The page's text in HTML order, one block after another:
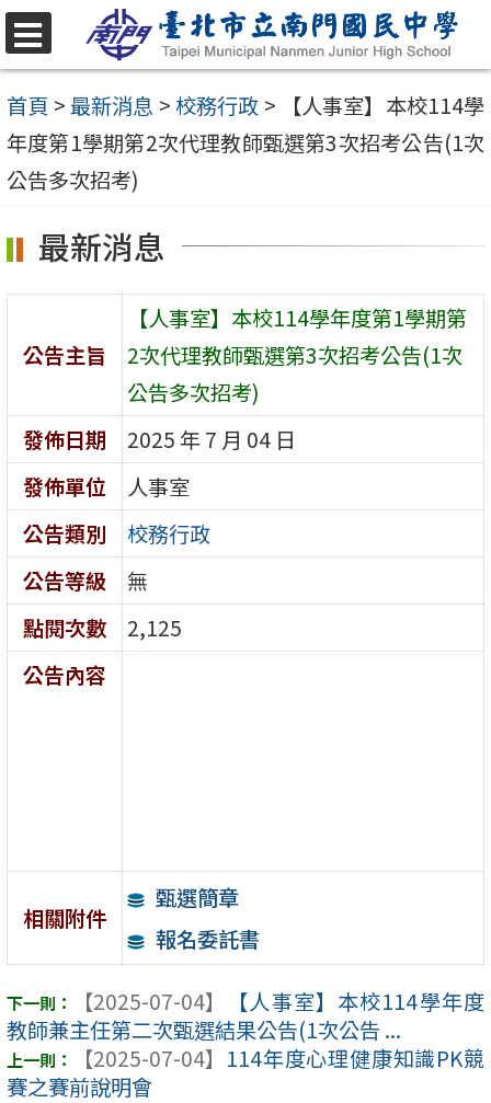
跳
至
主
要
內
區
選
單
首頁 >最新消息 >校務行政 >
【人事室】本校114學
年度第1學期第2次代理教師甄選第3次招考公告(1次
公告多次招考)
最新消息
公告主旨
【人事室】本校114學年度第1學期第
2次代理教師甄選第3次招考公告(1次
公告多次招考)
發佈日期
2025 年 7 月 04 日
發佈單位
人事室
公告類別
校務行政
公告等級
無
點閱次數
2,125
公告內容
相關附件
甄選簡章
報名委託書
【2025-07-04】
【人事室】本校114學年度
教師兼主任第二次甄選結果公告(1次公告 ...
【2025-07-04】 114年度心理健康知識PK競
賽之賽前說明會